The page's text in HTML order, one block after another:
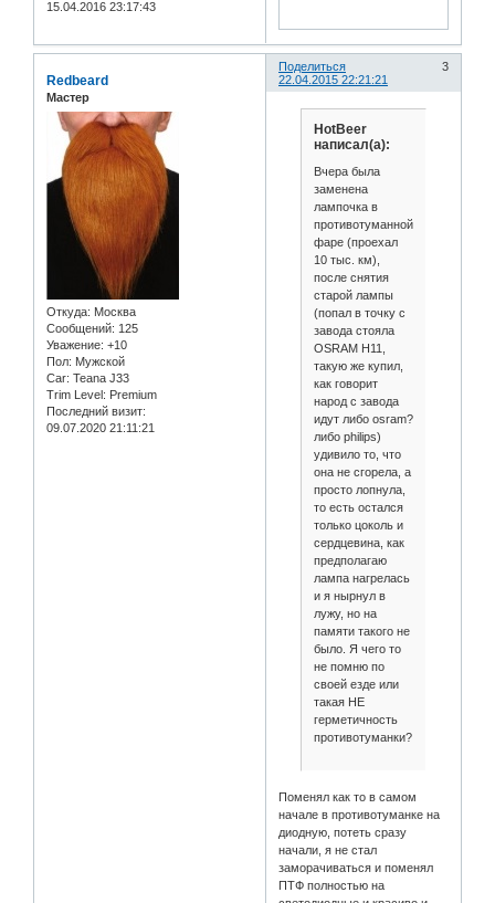
15.04.2016 23:17:43
Поделиться
3
22.04.2015 22:21:21
Redbeard
Мастер
Откуда: Москва
Сообщений: 125
Уважение: +10
Пол: Мужской
Car: Teana J33
Trim Level: Premium
Последний визит:
09.07.2020 21:11:21
HotBeer
написал(а):
Вчера была
заменена
лампочка в
противотуманной
фаре (проехал
10 тыс. км),
после снятия
старой лампы
(попал в точку с
завода стояла
OSRAM H11,
такую же купил,
как говорит
народ с завода
идут либо osram?
либо philips)
удивило то, что
она не сгорела, а
просто лопнула,
то есть остался
только цоколь и
сердцевина, как
предполагаю
лампа нагрелась
и я нырнул в
лужу, но на
памяти такого не
было. Я чего то
не помню по
своей езде или
такая НЕ
герметичность
противотуманки?
Поменял как то в самом
начале в противотуманке на
диодную, потеть сразу
начали, я не стал
заморачиваться и поменял
ПТФ полностью на